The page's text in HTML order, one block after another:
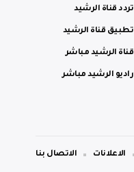
تردد قناة الرشيد
تطبيق قناة الرشيد
قناة الرشيد مباشر
راديو الرشيد مباشر
الاعلانات الاتصال بنا